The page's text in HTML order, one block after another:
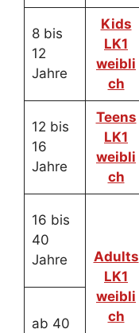
8 bis
12
Jahre
Kids
LK1
weibli
ch
12 bis
16
Jahre
Teens
LK1
weibli
ch
16 bis
40
Jahre
Adults
LK1
weibli
ch
ab 40